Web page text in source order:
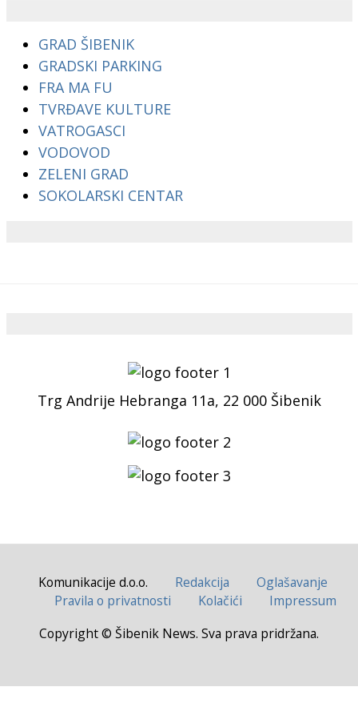
GRAD ŠIBENIK
GRADSKI PARKING
FRA MA FU
TVRĐAVE KULTURE
VATROGASCI
VODOVOD
ZELENI GRAD
SOKOLARSKI CENTAR
Trg Andrije Hebranga 11a, 22 000 Šibenik
Komunikacije d.o.o. Redakcija
Oglašavanje
Pravila o privatnosti
Kolačići
Impressum
Copyright © Šibenik News. Sva prava pridržana.